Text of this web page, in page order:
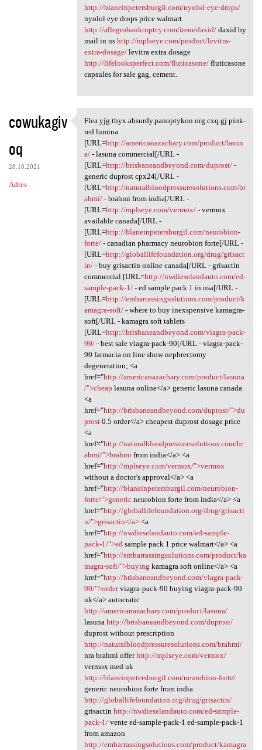
http://blaneinpetersburgil.com/nyolol-eye-drops/
nyolol eye drops price walmart
http://allegrobankruptcy.com/item/daxid/daxid by
mail in us http://mplseye.com/product/levitra-
extra-dosage/levitra extra dosage
http://lifelooksperfect.com/fluticasone/fluticasone
capsules for sale gag, cement.
cowukagiv
oq
28.10.2021
Adres
Flea yjg.thyx.absurdy
Flea yjg.thyx.absurdy.panoptykon.org.cxq.gj pink-
red lumina
[URL=http://americanazachary.com/product/lasun
a/- lasuna commercial[/URL -
[URL=http://brisbaneandbeyond.com/duprost/-
generic duprost cpx24[/URL -
[URL=http://naturalbloodpressuresolutions.com/br
ahmi/- brahmi from india[/URL -
[URL=http://mplseye.com/vermox/- vermox
available canada[/URL -
[URL=http://blaneinpetersburgil.com/neurobion-
forte/- canadian pharmacy neurobion forte[/URL -
[URL=http://globallifefoundation.org/drug/grisact
in/- buy grisactin online canada[/URL - grisactin
commercial [URL=http://nwdieselandauto.com/ed-
sample-pack-1/- ed sample pack 1 in usa[/URL -
[URL=http://embarrassingsolutions.com/product/k
amagra-soft/- where to buy inexspensive kamagra-
soft[/URL - kamagra soft tablets
[URL=http://brisbaneandbeyond.com/viagra-pack-
90/- best sale viagra-pack-90[/URL - viagra-pack-
90 farmacia on line show nephrectomy
degeneration; <a
href="http://americanazachary.com/product/lasuna
/">cheap lasuna online</a> generic lasuna canada
<a
href="http://brisbaneandbeyond.com/duprost/">du
prost0.5 order</a> cheapest duprost dosage price
<a
href="http://naturalbloodpressuresolutions.com/br
ahmi/">brahmi from india</a> <a
href="http://mplseye.com/vermox/">vermox
without a doctor's approval</a> <a
href="http://blaneinpetersburgil.com/neurobion-
forte/">genericneurobion forte from india</a> <a
href="http://globallifefoundation.org/drug/grisacti
n/">grisactin</a><a
href="http://nwdieselandauto.com/ed-sample-
pack-1/">ed sample pack 1 price walmart</a> <a
href="http://embarrassingsolutions.com/product/ka
magra-soft/">buying kamagra soft online</a> <a
href="http://brisbaneandbeyond.com/viagra-pack-
90/">orderviagra-pack-90 buying viagra-pack-90
uk</a> autocratic
http://americanazachary.com/product/lasuna/
lasuna http://brisbaneandbeyond.com/duprost/
duprost without prescription
http://naturalbloodpressuresolutions.com/brahmi/
nra brahmi offerhttp://mplseye.com/vermox/
vermox med uk
http://blaneinpetersburgil.com/neurobion-forte/
generic neurobion forte from india
http://globallifefoundation.org/drug/grisactin/
grisactin http://nwdieselandauto.com/ed-sample-
pack-1/vente ed-sample-pack-1 ed-sample-pack-1
from amazon
http://embarrassingsolutions.com/product/kamagra